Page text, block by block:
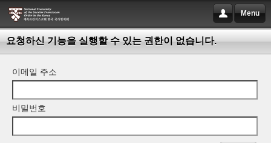
Menu
요청하신 기능을 실행할 수 있는 권한이 없습니다.
이메일 주소
비밀번호